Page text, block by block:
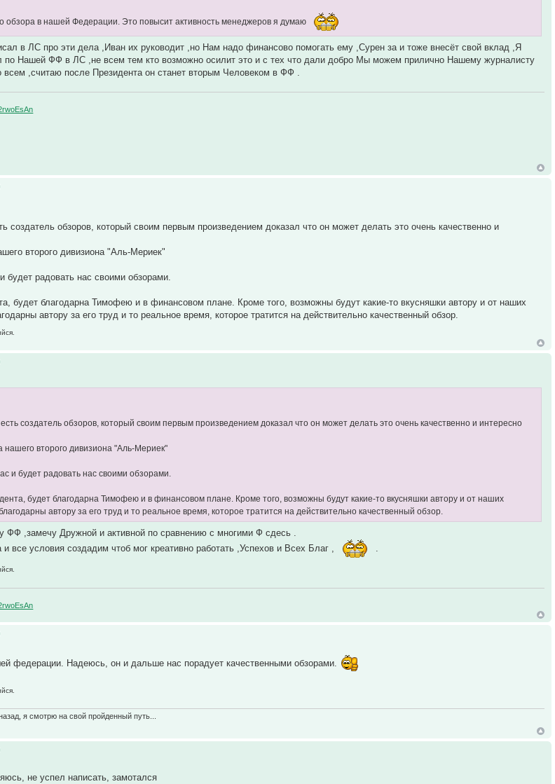
обзора в нашей Федерации. Это повысит активность менеджеров я думаю
в ЛС про эти дела ,Иван их руководит ,но Нам надо финансово помогать ему ,Сурен за и тоже внесёт свой вклад ,Я
по Нашей ФФ в ЛС ,не всем тем кто возможно осилит это и с тех что дали добро Мы можем прилично Нашему журналисту
всем ,считаю после Президента он станет вторым Человеком в ФФ .
создатель обзоров, который своим первым произведением доказал что он может делать это очень качественно и
второго дивизиона "Аль-Мериек"
будет радовать нас своими обзорами.
будет благодарна Тимофею и в финансовом плане. Кроме того, возможны будут какие-то вкусняшки автору и от наших
автору за его труд и то реальное время, которое тратится на действительно качественный обзор.
создатель обзоров, который своим первым произведением доказал что он может делать это очень качественно и интересно
нашего второго дивизиона "Аль-Мериек"
и будет радовать нас своими обзорами.
будет благодарна Тимофею и в финансовом плане. Кроме того, возможны будут какие-то вкусняшки автору и от наших
автору за его труд и то реальное время, которое тратится на действительно качественный обзор.
,замечу Дружной и активной по сравнению с многими Ф сдесь .
все условия создадим чтоб мог креативно работать ,Успехов и Всех Благ ,
федерации. Надеюсь, он и дальше нас порадует качественными обзорами.
я смотрю на свой пройденный путь...
не успел написать, замотался